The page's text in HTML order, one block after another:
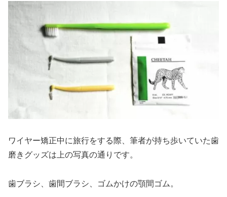
ワイヤー矯正中に旅行をする際、筆者が持ち歩いていた歯
磨きグッズは上の写真の通りです。
歯ブラシ、歯間ブラシ、ゴムかけの顎間ゴム。